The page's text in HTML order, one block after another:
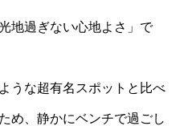
地過ぎない心地よさ」で
うな超有名スポットと比べ
め、静かにベンチで過ごし